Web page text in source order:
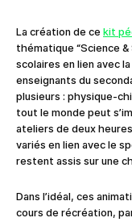
La création de ce kit
thématique “Science
scolaires en lien avec
enseignants du
plusieurs : physique-
tout le monde peut
ateliers de deux
variés en lien avec le
restent assis sur une
Dans l’idéal, ces
cours de récréation,